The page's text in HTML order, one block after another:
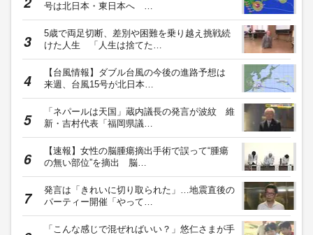
号は北日本・東日本へ …
5歳で両足切断、差別や困難を乗り越え挑戦続
けた人生 「人生は捨てた…
【台風情報】ダブル台風の今後の進路予想は
来週、台風15号が北日本…
「ネパールは天国」蔵内議長の発言が波紋 維
新・吉村代表「福岡県議…
【速報】女性の脳腫瘍摘出手術で誤って“腫瘍
の無い部位”を摘出 脳…
発言は「きれいに切り取られた」…地震直後の
パーティー開催「やって…
「こんな感じで混ぜればいい？」悠仁さまが手